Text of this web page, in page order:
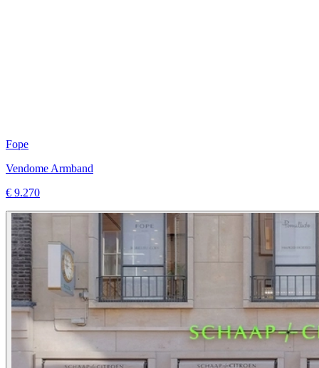
Fope
Vendome Armband
€ 9.270